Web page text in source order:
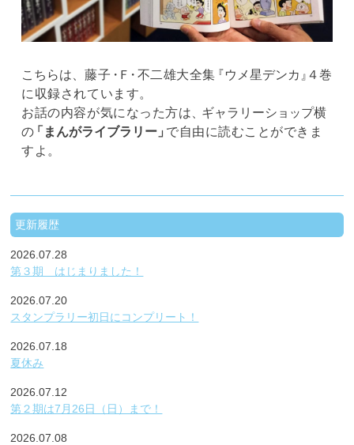
こちらは、藤子・Ｆ・ 不二雄大全集『ウメ星デンカ 』 ４巻
に収録されていま す。
お話の内容が気になった方は ギャラリーシ ョップ横
の「まんがライブラリー 」 で自由に読むことができま
す よ 。
更新履歴
2026.07.28
第３期 はじまりました！
2026.07.20
スタンプラリー初日にコンプリート！
2026.07.18
夏休み
2026.07.12
第２期は7月26日（日）まで！
2026.07.08